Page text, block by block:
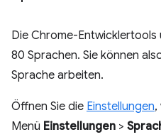
Die Chrome-
80 Sprachen. Sie können
Sprache arbeiten.
Öffnen Sie die Einstellungen,
Menü Einstellungen >